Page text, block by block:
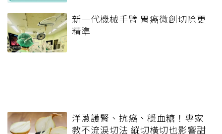
新一代機械手臂 胃癌微創切除更
精準
洋蔥護腎、抗癌、穩血糖！專家
教不流淚切法 縱切橫切也影響甜